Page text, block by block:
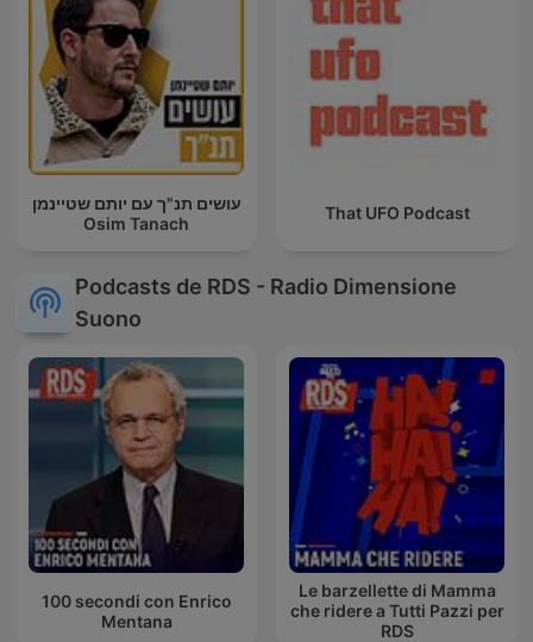
עושים תנ"ך עם יותם שטיינמן
Osim Tanach
That UFO Podcast
Podcasts de RDS - Radio Dimensione
Suono
100 secondi con Enrico
Mentana
Le barzellette di Mamma
che ridere a Tutti Pazzi per
RDS